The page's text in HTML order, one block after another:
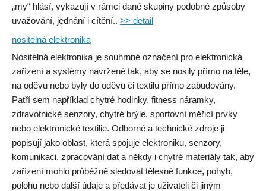
„my“ hlásí, vykazují v rámci dané skupiny podobné způsoby
uvažování, jednání i cítění.. >> detail
nositelná elektronika
Nositelná elektronika je souhrnné označení pro elektronická
zařízení a systémy navržené tak, aby se nosily přímo na těle,
na oděvu nebo byly do oděvu či textilu přímo zabudovány.
Patří sem například chytré hodinky, fitness náramky,
zdravotnické senzory, chytré brýle, sportovní měřicí prvky
nebo elektronické textilie. Odborné a technické zdroje ji
popisují jako oblast, která spojuje elektroniku, senzory,
komunikaci, zpracování dat a někdy i chytré materiály tak, aby
zařízení mohlo průběžně sledovat tělesné funkce, pohyb,
polohu nebo další údaje a předávat je uživateli či jiným